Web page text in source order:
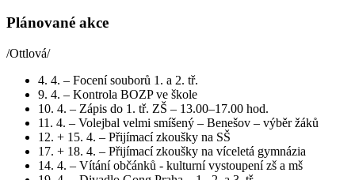
Plánované akce
/Ottlová/
4. 4. – Focení souborů 1. a 2. tř.
9. 4. – Kontrola BOZP ve škole
10. 4. – Zápis do 1. tř. ZŠ – 13.00–17.00 hod.
11. 4. – Volejbal velmi smíšený – Benešov – výběr žáků
12. + 15. 4. – Přijímací zkoušky na SŠ
17. + 18. 4. – Přijímací zkoušky na víceletá gymnázia
14. 4. – Vítání občánků - kulturní vystoupení zš a mš